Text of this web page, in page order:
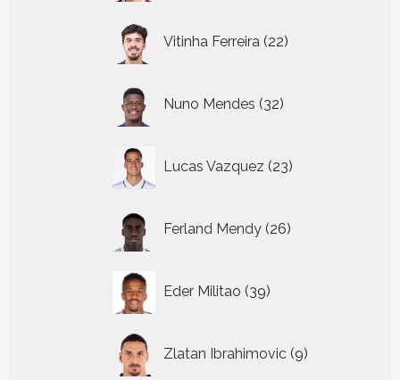
Vitinha Ferreira 22
producten
Nuno Mendes 32
producten
Lucas Vazquez 23
producten
Ferland Mendy 26
producten
Eder Militao 39
producten
Zlatan Ibrahimovic 9
producten